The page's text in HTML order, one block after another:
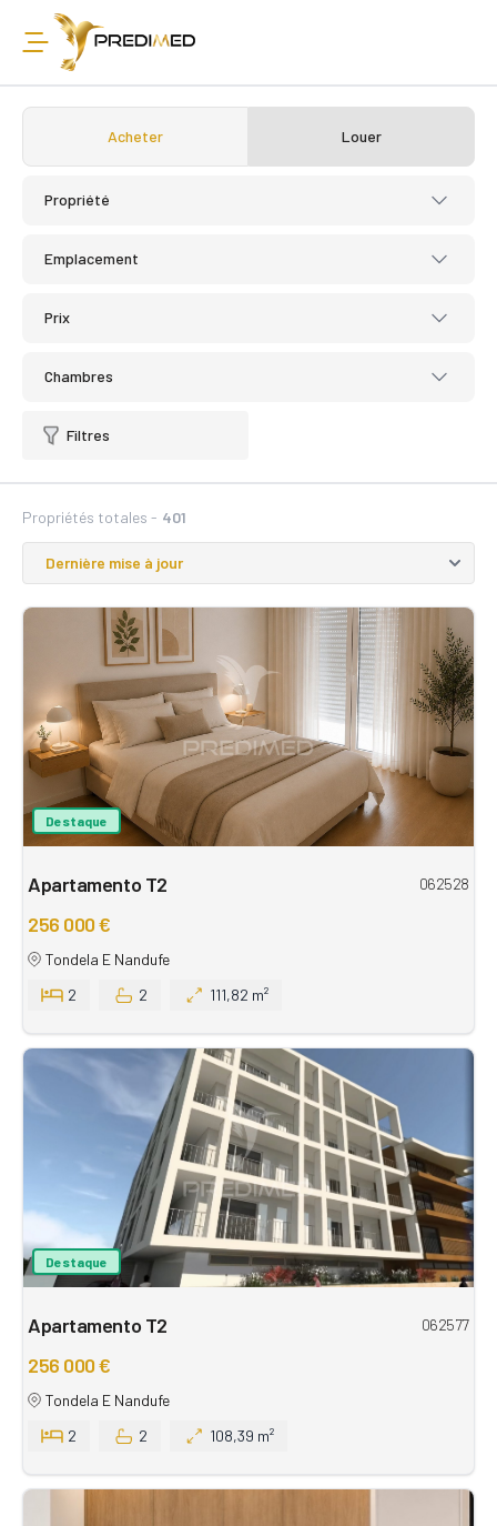
Acheter Louer
Propriété
Emplacement
Prix
Chambres
Filtres
Propriétés totales - 401
Destaque
Apartamento T2 062528
256 000 €
Tondela E Nandufe
2
2 111,82 m²
Destaque
Apartamento T2 062577
256 000 €
Tondela E Nandufe
2
2 108,39 m²